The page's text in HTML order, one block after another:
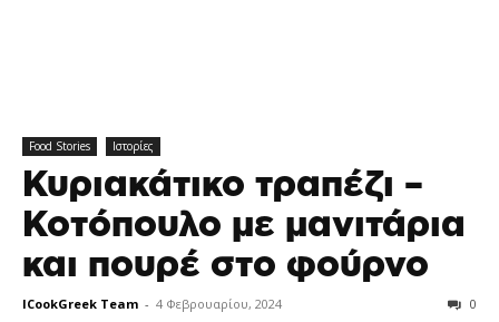
Food Stories Ιστορίες
Κυριακάτικο τραπέζι –
Κοτόπουλο με μανιτάρια
και πουρέ στο φούρνο
ICookGreek Team - 4 Φεβρουαρίου, 2024 0